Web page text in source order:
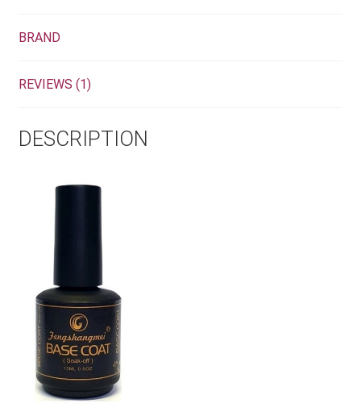
BRAND
REVIEWS (1)
DESCRIPTION